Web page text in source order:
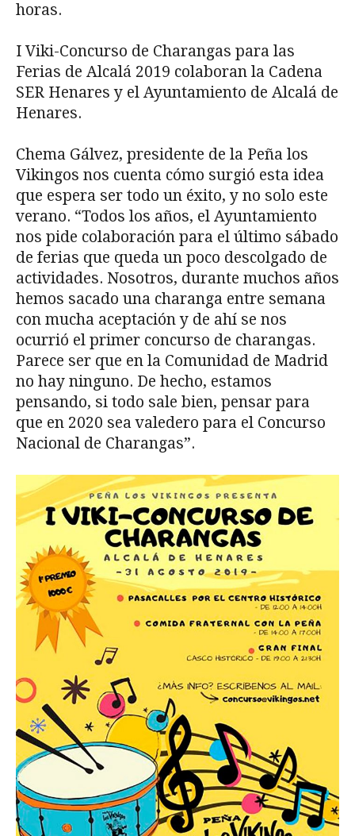
horas.
I Viki-Concurso de Charangas para las
Ferias de Alcalá 2019 colaboran la Cadena
SER Henares y el Ayuntamiento de Alcalá de
Henares.
Chema Gálvez, presidente de la Peña los
Vikingos nos cuenta cómo surgió esta idea
que espera ser todo un éxito, y no solo este
verano. “Todos los años, el Ayuntamiento
nos pide colaboración para el último sábado
de ferias que queda un poco descolgado de
actividades. Nosotros, durante muchos años
hemos sacado una charanga entre semana
con mucha aceptación y de ahí se nos
ocurrió el primer concurso de charangas.
Parece ser que en la Comunidad de Madrid
no hay ninguno. De hecho, estamos
pensando, si todo sale bien, pensar para
que en 2020 sea valedero para el Concurso
Nacional de Charangas”.